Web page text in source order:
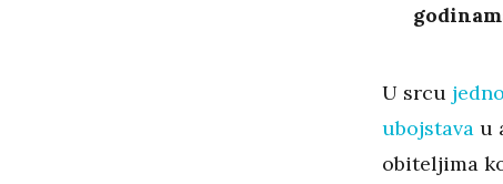
U srcu
ubojstavau
obiteljima